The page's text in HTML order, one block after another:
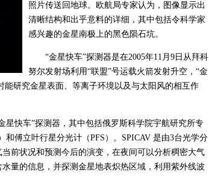
照片传送回地球。欧航局专家认为，图像显示出
清晰结构和出乎意料的详细，其中包括令科学家
感兴趣的金星南极上的黑色陨石坑。
“金星快车”探测器是在2005年11月9日从拜科
努尔发射场利用“联盟”号运载火箭发射升空，“金
能研究金星表面、等离子环境以及与太阳风的相互作
快车”探测器，其中包括俄罗斯科学院宇航研究所专
傅立叶行星分光计（PFS）。SPICAV 是由3台光学分
前状况和预测今后的演变，在夜间可以分析稠密大气
量的信息，并探测金星地表炽热区域，利用紫外线波